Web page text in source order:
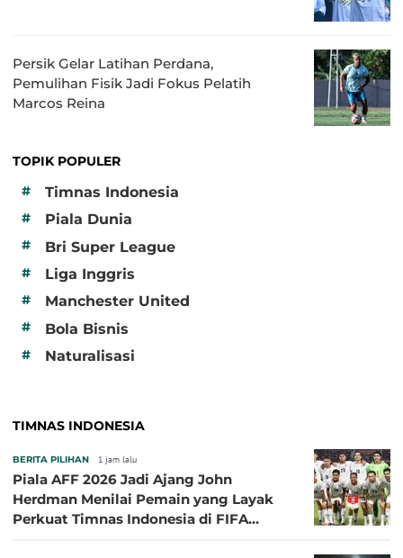
Persik Gelar Latihan Perdana,
Pemulihan Fisik Jadi Fokus Pelatih
Marcos Reina
TOPIK POPULER
#
Timnas Indonesia
# Piala Dunia
# Bri Super League
# Liga Inggris
# Manchester United
# Bola Bisnis
# Naturalisasi
TIMNAS INDONESIA
BERITA PILIHAN 1 jam lalu
Piala AFF 2026 Jadi Ajang John
Herdman Menilai Pemain yang Layak
Perkuat Timnas Indonesia di FIFA